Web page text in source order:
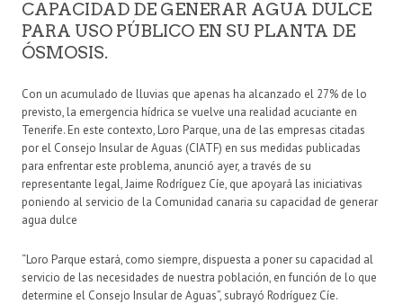
CAPACIDAD DE GENERAR AGUA DULCE
PARA USO PÚBLICO EN SU PLANTA DE
ÓSMOSIS.
Con un acumulado de lluvias que apenas ha alcanzado el 27% de lo
previsto, la emergencia hídrica se vuelve una realidad acuciante en
Tenerife. En este contexto, Loro Parque, una de las empresas citadas
por el Consejo Insular de Aguas (CIATF) en sus medidas publicadas
para enfrentar este problema, anunció ayer, a través de su
representante legal, Jaime Rodríguez Cíe, que apoyará las iniciativas
poniendo al servicio de la Comunidad canaria su capacidad de generar
agua dulce
“Loro Parque estará, como siempre, dispuesta a poner su capacidad al
servicio de las necesidades de nuestra población, en función de lo que
determine el Consejo Insular de Aguas”, subrayó Rodríguez Cíe.